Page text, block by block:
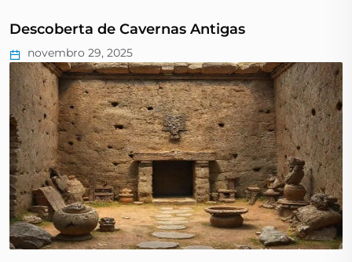
Descoberta de Cavernas Antigas
novembro 29, 2025